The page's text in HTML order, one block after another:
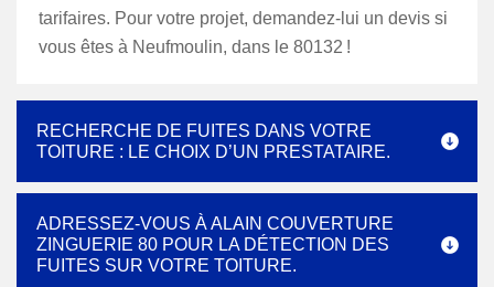
tarifaires. Pour votre projet, demandez-lui un devis si
vous êtes à Neufmoulin, dans le 80132 !
RECHERCHE DE FUITES DANS VOTRE
TOITURE : LE CHOIX D’UN PRESTATAIRE.
ADRESSEZ-VOUS À ALAIN COUVERTURE
ZINGUERIE 80 POUR LA DÉTECTION DES
FUITES SUR VOTRE TOITURE.